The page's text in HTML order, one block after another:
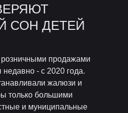
СОН ДЕТЕЙ
розничными продажами
- с 2020 года.
жалюзи и
только большими
и муниципальные